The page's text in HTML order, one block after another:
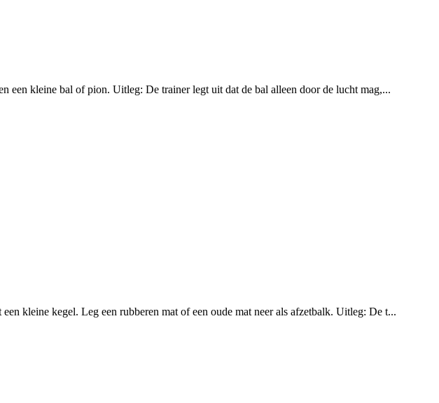
een kleine bal of pion. Uitleg: De trainer legt uit dat de bal alleen door de lucht mag,...
kleine kegel. Leg een rubberen mat of een oude mat neer als afzetbalk. Uitleg: De t...